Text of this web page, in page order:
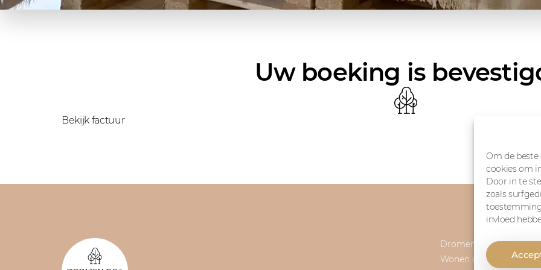
Om de
cookies om
Door in te
zoals
invloed
Uw boeking is
Bekijk factuur
Dromen op 1
Wonen op 1